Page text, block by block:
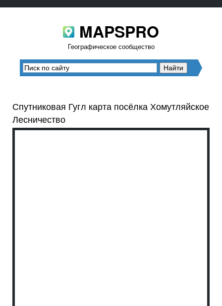
MAPSPRO
Географическое сообщество
Спутниковая Гугл карта посёлка Хомутляйское
Лесничество